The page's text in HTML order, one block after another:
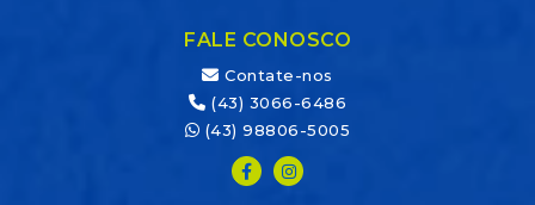
FALE CONOSCO
Contate-nos
(43) 3066-6486
(43) 98806-5005